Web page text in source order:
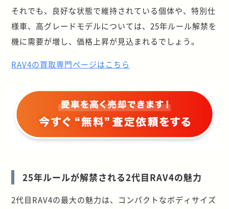
それでも、良好な状態で維持されている個体や、特別仕
様車、高グレードモデルについては、25年ルール解禁を
機に需要が増し、価格上昇が見込まれるでしょう。
RAV4の買取専門ページはこちら
25年ルールが解禁される2代目RAV4の魅力
2代目RAV4の最大の魅力は、コンパクトなボディサイズ